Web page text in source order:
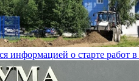
информацией о старте работ